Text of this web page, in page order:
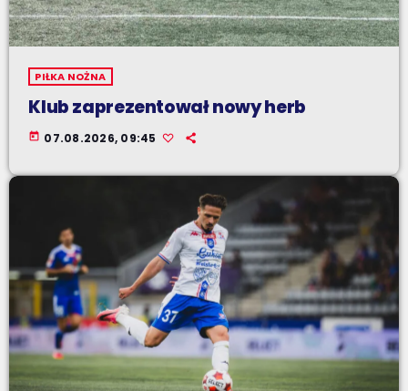
PIŁKA NOŻNA
Klub zaprezentował nowy herb
today 07.08.2026, 09:45